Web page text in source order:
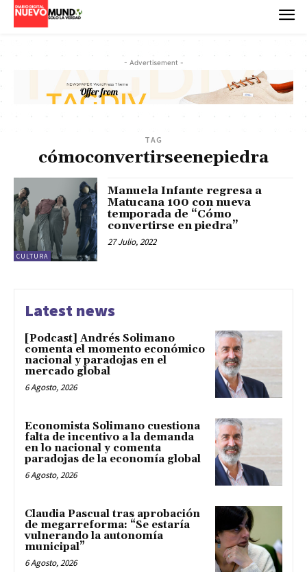
- Advertisement -
TAG
cómoconvertirseenepiedra
CULTURA
Manuela Infante regresa a
Matucana 100 con nueva
temporada de “Cómo
convertirse en piedra”
27 Julio, 2022
Latest news
[Podcast] Andrés Solimano
comenta el momento económico
nacional y paradojas en el
mercado global
6 Agosto, 2026
Economista Solimano cuestiona
falta de incentivo a la demanda
en lo nacional y comenta
paradojas de la economía global
6 Agosto, 2026
Claudia Pascual tras aprobación
de megarreforma: “Se estaría
vulnerando la autonomía
municipal”
6 Agosto, 2026